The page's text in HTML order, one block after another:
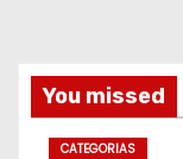
You missed
CATEGORIAS